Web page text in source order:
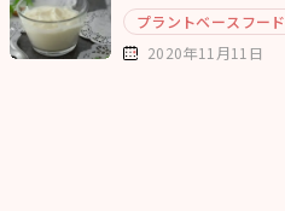
プラントベースフード
2020年11月11日